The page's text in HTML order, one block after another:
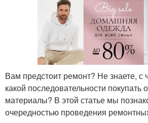
Вам предстоит ремонт? Не знаете, с
какой последовательности покупать
материалы? В этой статье мы
очередностью проведения